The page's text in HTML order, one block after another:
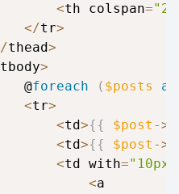
<th colspan="2"
</tr>
/thead>
tbody>
				@
foreach ( $posts
as
<tr>
<td>{{ $post ->
<td>{{ $post ->
<td with="10px"
<a